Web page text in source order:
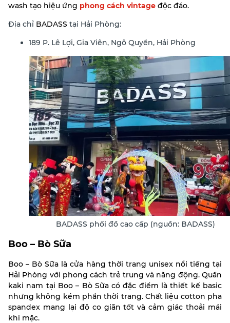
wash tạo hiệu ứng phong cách vintage độc đáo.
Địa chỉ BADASS tại Hải Phòng:
189 P. Lê Lợi, Gia Viên, Ngô Quyền, Hải Phòng
BADASS phối đồ cao cấp (nguồn: BADASS)
Boo – Bò Sữa
Boo – Bò Sữa là cửa hàng thời trang unisex nổi tiếng tại
Hải Phòng với phong cách trẻ trung và năng động. Quần
kaki nam tại Boo – Bò Sữa có đặc điểm là thiết kế basic
nhưng không kém phần thời trang. Chất liệu cotton pha
spandex mang lại độ co giãn tốt và cảm giác thoải mái
khi mặc.